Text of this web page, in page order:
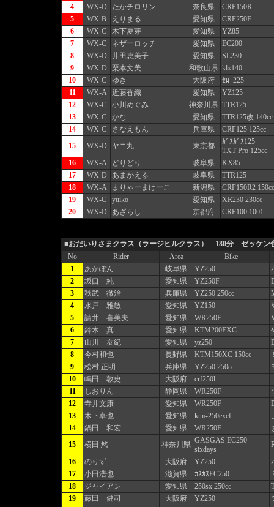
4
WX-D たかチロリン 奈良県
CRF150R
5
WX-B えりまる 愛知県
CRF250F
6
WX-C 木下夏芽 愛知県
YZ85
7
WX-C ネザーロッチ 愛知県
EC200
8
WX-D 井田恵美子 愛知県
SL230
9
WX-D 栗本文美 和歌山県 klx140
10
WX-C ゆき 大阪府
ｾﾛｰ225
11
WX-A 近藤香織 愛知県
YZ125
12
WX-C 小川めぐみ 神奈川県 TTR125
13
WX-C かな 愛知県
TTR125改 140cc
14
WX-C さなえもん 兵庫県
CRF125 125cc
15
WX-D ヤニ丸 東京都
ｶﾞｽｶﾞｽ125
TXT Pro 125cc
16
WX-A どりどり 岐阜県
KX85
17
WX-D あまかえる 岐阜県
TTR125
18
WX-A まりゃーまけーこ 新潟県
CRF150R2 150cc
19
WX-C yuiko 愛知県
XR230 230cc
20
WX-D あざらし 京都府 CRF100 1001
■おだいりさまクラス（ラージヒルクラス） 180分 ゼッケン
No
Rider Area
Bike
1
あかぽん 岐阜県 YZ250
2
坂口 純 愛知県 YZ250F
3
秋武 徹治 兵庫県 YZ250 250cc
4
水戸 雅敏 愛知県 YZ150
5
請井 喜美夫 愛知県 WR250F
6
鈴木 真 愛知県 KTM200EXC
7
山川 友紀 愛知県 yz250
8
今村和也 長野県 KTM150XC 150cc
9
松村 正明 兵庫県 YZ250 250cc
10
嶋田 敦史 大阪府
crf250l
11
しおりん 静岡県 WR250F
12
寺井文康 愛知県 WR250F
13
木下卓也 愛知県 ktm-250excf
14
鍋田 和宏 愛知県 WR250F
15
横田 悠 神奈川県 GASGAS EC250
sixdays
16
のりず 大阪府 YZ250
17
小田浩也 滋賀県 ｶｽｶｽEC250
18
ジャイアン 愛知県 250sx 250cc
19
藤田 健司 大阪府 YZ250